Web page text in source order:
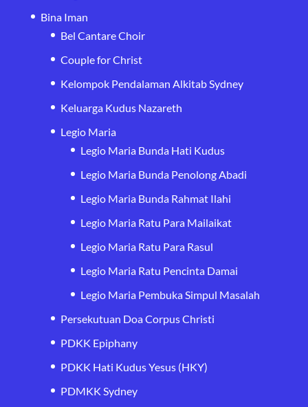
Bina Iman
Bel Cantare Choir
Couple for Christ
Kelompok Pendalaman Alkitab Sydney
Keluarga Kudus Nazareth
Legio Maria
Legio Maria Bunda Hati Kudus
Legio Maria Bunda Penolong Abadi
Legio Maria Bunda Rahmat Ilahi
Legio Maria Ratu Para Mailaikat
Legio Maria Ratu Para Rasul
Legio Maria Ratu Pencinta Damai
Legio Maria Pembuka Simpul Masalah
Persekutuan Doa Corpus Christi
PDKK Epiphany
PDKK Hati Kudus Yesus (HKY)
PDMKK Sydney